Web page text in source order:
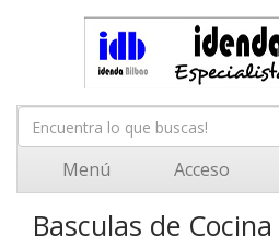
Menú Acceso
Basculas de Cocina